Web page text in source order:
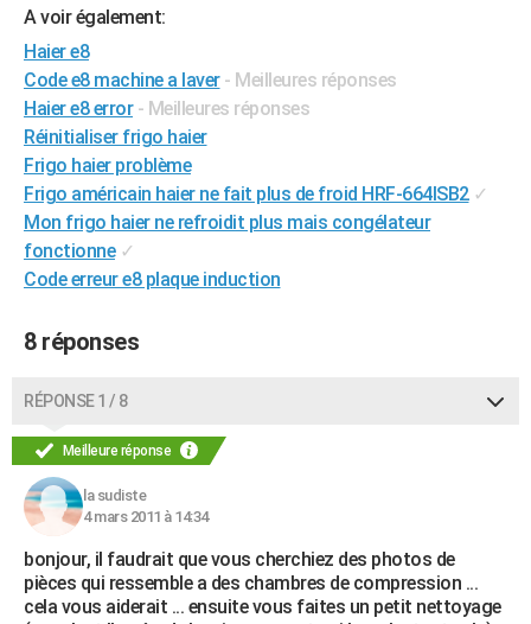
GUIDES D'ACHAT
BONS PLANS
CARTE DE VOEUX
Carte de Noël
Carte Bonne année
Carte Saint-Valentin
Carte Pâques
Carte d'anniversaire
DICTIONNAIRE
Dictionnaire
Biographies
Citations
Expressions
Proverbes
PROGRAMME TV
COPAINS D'AVANT
S'inscrire
Se connecter
Lycées
Collèges
Primaires
Universités
Entreprises
Service militaire
Avis de recherche
AVIS DE DÉCÈS
A voir également:
Haier e8
Code e8 machine a laver - Meilleures réponses
Haier e8 error - Meilleures réponses
Réinitialiser frigo haier
Frigo haier problème
Frigo américain haier ne fait plus de froid HRF-664ISB2 ✓
Mon frigo haier ne refroidit plus mais congélateur
fonctionne ✓
Code erreur e8 plaque induction
8 réponses
RÉPONSE 1 / 8
Meilleure réponse
la sudiste
4 mars 2011 à 14:34
bonjour, il faudrait que vous cherchiez des photos de
pièces qui ressemble a des chambres de compression ...
cela vous aiderait ... ensuite vous faites un petit nettoyage